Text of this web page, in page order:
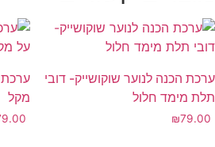
ערכת הכנה לנוער שוקושייק- דובי
תלת מימד חלול
₪79.00
ערכת
מקל